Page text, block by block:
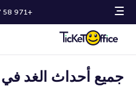
+971 58 57 55 727
جميع أحداث الغد في в باكو